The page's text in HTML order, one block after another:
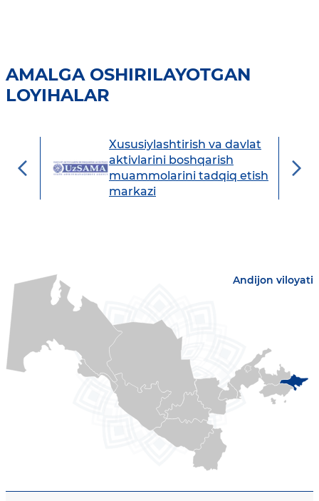
AMALGA OSHIRILAYOTGAN
LOYIHALAR
Xususiylashtirish va davlat
aktivlarini boshqarish
muammolarini tadqiq etish
markazi
Andijon viloyati